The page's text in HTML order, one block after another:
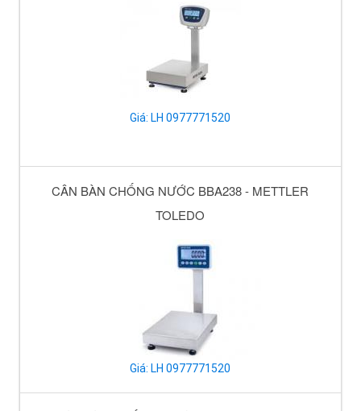
Giá: LH 0977771520
CÂN BÀN CHỐNG NƯỚC BBA238 - METTLER
TOLEDO
Giá: LH 0977771520